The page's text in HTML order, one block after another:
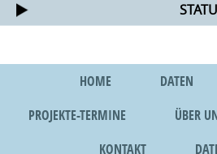
HOME DATEN
PROJEKTE-TERMINE
ÜBER
KONTAKT